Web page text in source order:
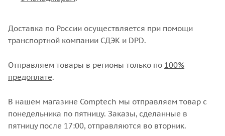
Доставка по России осуществляется при помощи
транспортной компании СДЭК и DPD.
Отправляем товары в регионы только по 100%
предоплате.
В нашем магазине Comptech мы отправляем товар с
понедельника по пятницу. Заказы, сделанные в
пятницу после 17:00, отправляются во вторник.